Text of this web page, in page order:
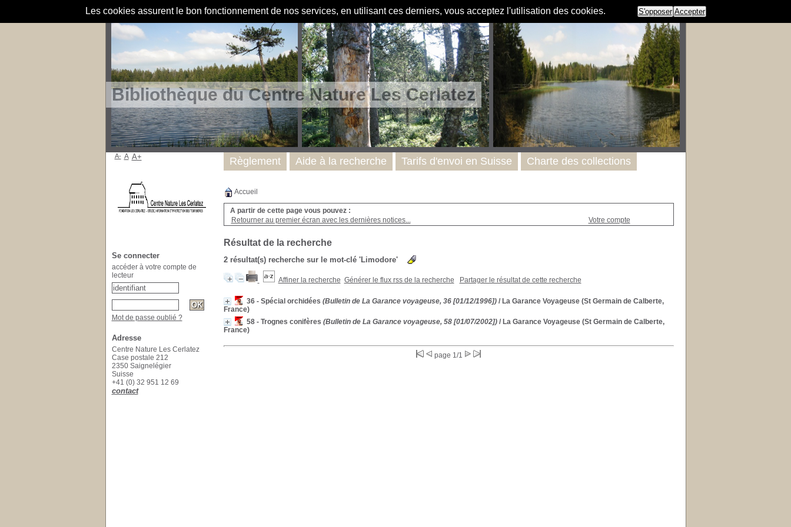
Les cookies assurent le bon fonctionnement de nos services, en utilisant ces derniers, vous acceptez l'utilisation des cookies. S'opposer Accepter
Bibliothèque du Centre Nature Les Cerlatez
Accueil
A partir de cette page vous pouvez :
Retourner au premier écran avec les dernières notices...
Votre compte
Résultat de la recherche
2 résultat(s) recherche sur le mot-clé 'Limodore'
Affiner la recherche Générer le flux rss de la recherche Partager le résultat de cette recherche
36 - Spécial orchidées (Bulletin de La Garance voyageuse, 36 [01/12/1996])/ La Garance Voyageuse (St Germain de Calberte,
France)
58 - Trognes conifères (Bulletin de La Garance voyageuse, 58 [01/07/2002])/ La Garance Voyageuse (St Germain de Calberte,
France)
page 1/1
Règlement Aide à la recherche Tarifs d'envoi en Suisse Charte des collections
A- A A+
Se connecter
accéder à votre compte de
lecteur
Mot de passe oublié ?
Adresse
Centre Nature Les Cerlatez
Case postale 212
2350 Saignelégier
Suisse
+41 (0) 32 951 12 69
contact